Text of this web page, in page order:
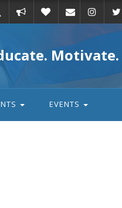
action
EVENTS